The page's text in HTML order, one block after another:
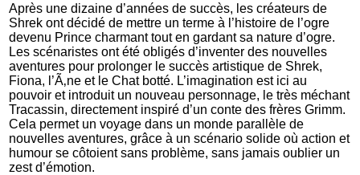
Après une dizaine d’années de succès, les créateurs de
Shrek ont décidé de mettre un terme à l’histoire de l’ogre
devenu Prince charmant tout en gardant sa nature d’ogre.
Les scénaristes ont été obligés d’inventer des nouvelles
aventures pour prolonger le succès artistique de Shrek,
Fiona, l’Ã‚ne et le Chat botté. L’imagination est ici au
pouvoir et introduit un nouveau personnage, le très méchant
Tracassin, directement inspiré d’un conte des frères Grimm.
Cela permet un voyage dans un monde parallèle de
nouvelles aventures, grâce à un scénario solide où action et
humour se côtoient sans problème, sans jamais oublier un
zest d’émotion.